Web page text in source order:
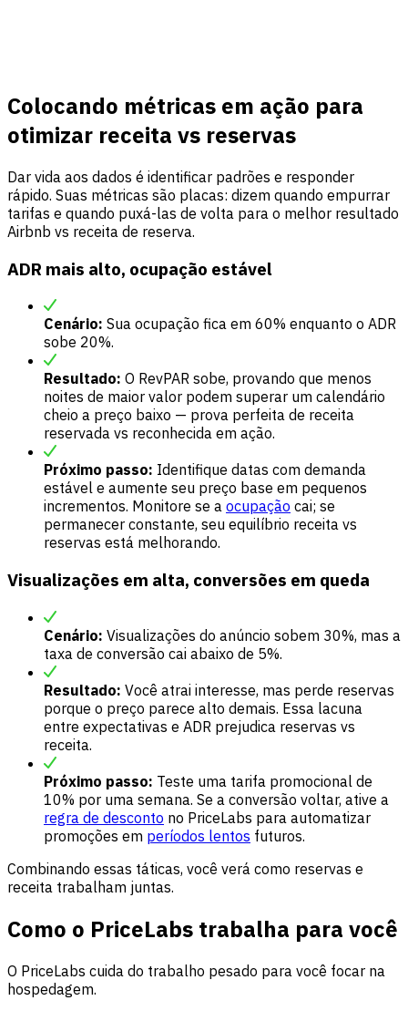
Colocando métricas em ação para
otimizar receita vs reservas
Dar vida aos dados é identificar padrões e responder
rápido. Suas métricas são placas: dizem quando empurrar
tarifas e quando puxá-las de volta para o melhor resultado
Airbnb vs receita de reserva.
ADR mais alto, ocupação estável
Cenário: Sua ocupação fica em 60% enquanto o ADR
sobe 20%.
Resultado: O RevPAR sobe, provando que menos
noites de maior valor podem superar um calendário
cheio a preço baixo — prova perfeita de receita
reservada vs reconhecida em ação.
Próximo passo: Identifique datas com demanda
estável e aumente seu preço base em pequenos
incrementos. Monitore se a ocupação cai; se
permanecer constante, seu equilíbrio receita vs
reservas está melhorando.
Visualizações em alta, conversões em queda
Cenário: Visualizações do anúncio sobem 30%, mas a
taxa de conversão cai abaixo de 5%.
Resultado: Você atrai interesse, mas perde reservas
porque o preço parece alto demais. Essa lacuna
entre expectativas e ADR prejudica reservas vs
receita.
Próximo passo: Teste uma tarifa promocional de
10% por uma semana. Se a conversão voltar, ative a
regra de desconto no PriceLabs para automatizar
promoções em períodos lentos futuros.
Combinando essas táticas, você verá como reservas e
receita trabalham juntas.
Como o PriceLabs trabalha para você
O PriceLabs cuida do trabalho pesado para você focar na
hospedagem.